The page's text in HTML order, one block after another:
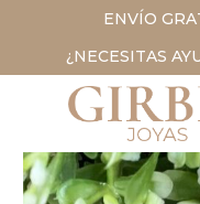
ENVÍO
¿NECESITAS